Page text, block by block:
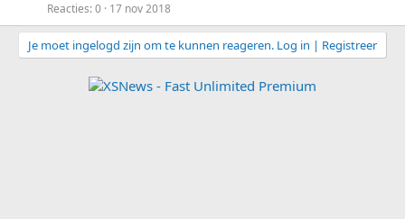
l
Reacties 0 17 nov 2018
Je moet ingelogd zijn om te kunnen reageren. Log in | Registreer